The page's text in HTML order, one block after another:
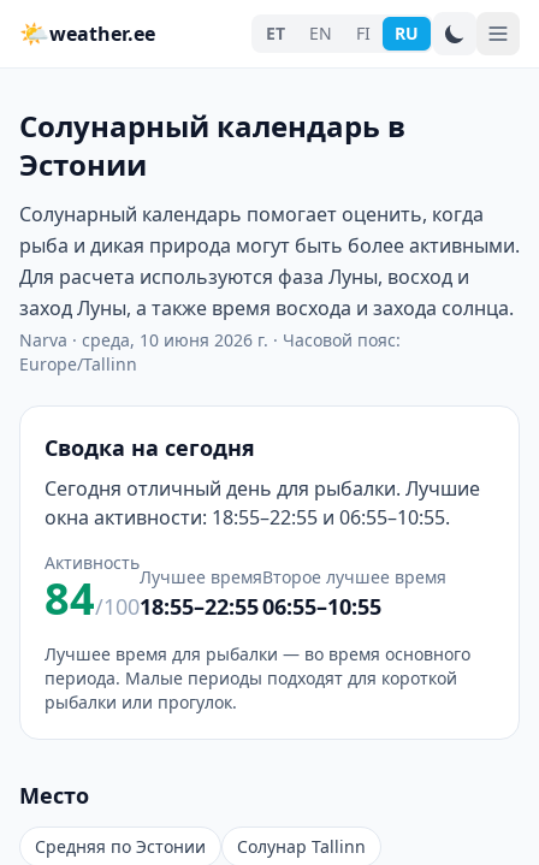
🌤weather.ee ET EN FI RU
Солунарный календарь в
Эстонии
Солунарный календарь помогает оценить, когда
рыба и дикая природа могут быть более активными.
Для расчета используются фаза Луны, восход и
заход Луны, а также время восхода и захода солнца.
Narva · среда, 10 июня 2026 г. · Часовой пояс:
Europe/Tallinn
Сводка на сегодня
Сегодня отличный день для рыбалки. Лучшие
окна активности: 18:55–22:55 и 06:55–10:55.
Активность
84/100
Лучшее время
18:55–22:55
Второе лучшее время
06:55–10:55
Лучшее время для рыбалки — во время основного
периода. Малые периоды подходят для короткой
рыбалки или прогулок.
Место
Средняя по Эстонии
Солунар Tallinn